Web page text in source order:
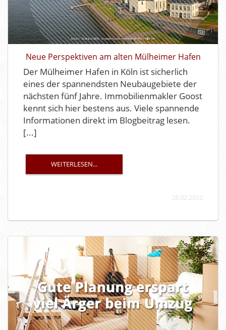
Neue Perspektiven am alten Mülheimer Hafen
Der Mülheimer Hafen in Köln ist sicherlich
eines der spannendsten Neubaugebiete der
nächsten fünf Jahre. Immobilienmakler Goost
kennt sich hier bestens aus. Viele spannende
Informationen direkt im Blogbeitrag lesen.
[...]
WEITERLESEN...
28.02.2022